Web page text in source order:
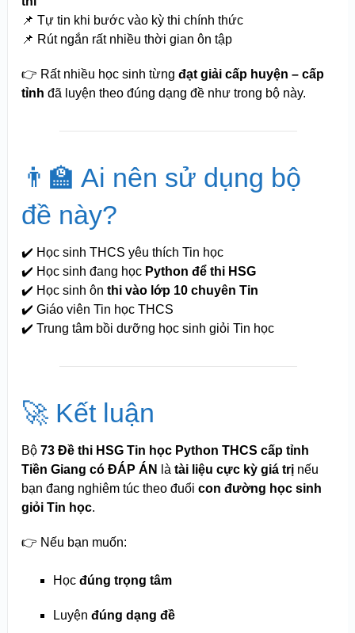
📌 Tự tin khi bước vào kỳ thi chính thức
📌 Rút ngắn rất nhiều thời gian ôn tập
👉 Rất nhiều học sinh từng đạt giải cấp huyện – cấp
tỉnh đã luyện theo đúng dạng đề như trong bộ này.
👨‍🏫 Ai nên sử dụng bộ
đề này?
✔️ Học sinh THCS yêu thích Tin học
✔️ Học sinh đang học Python để thi HSG
✔️ Học sinh ôn thi vào lớp 10 chuyên Tin
✔️ Giáo viên Tin học THCS
✔️ Trung tâm bồi dưỡng học sinh giỏi Tin học
🚀 Kết luận
Bộ 73 Đề thi HSG Tin học Python THCS cấp tỉnh
Tiền Giang có ĐÁP ÁN
là tài liệu cực kỳ giá trịnếu
bạn đang nghiêm túc theo đuổi con đường học sinh
giỏi Tin học.
👉 Nếu bạn muốn:
Học đúng trọng tâm
Luyện đúng dạng đề